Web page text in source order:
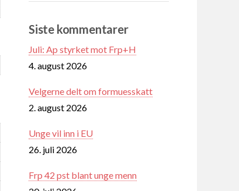
Siste kommentarer
Juli: Ap styrket mot Frp+H
4. august 2026
Velgerne delt om formuesskatt
2. august 2026
Unge vil inn i EU
26. juli 2026
Frp 42 pst blant unge menn